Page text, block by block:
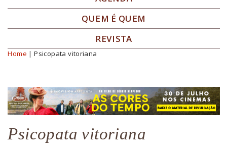
QUEM É QUEM
REVISTA
Você está aqui
Home | Psicopata vitoriana
Psicopata vitoriana